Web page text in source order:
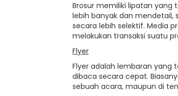
Brosur memiliki lipatan yang
lebih banyak dan mendetail,
secara lebih selektif. Media
melakukan transaksi suatu
Flyer
Flyer adalah lembaran yang
dibaca secara cepat.
sebuah acara, maupun di